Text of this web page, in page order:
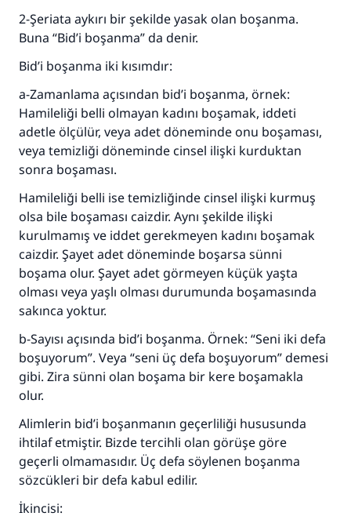
2-Şeriata aykırı bir şekilde yasak olan boşanma.
Buna “Bid’i boşanma” da denir.
Bid’i boşanma iki kısımdır:
a-Zamanlama açısından bid’i boşanma, örnek:
Hamileliği belli olmayan kadını boşamak, iddeti
adetle ölçülür, veya adet döneminde onu boşaması,
veya temizliği döneminde cinsel ilişki kurduktan
sonra boşaması.
Hamileliği belli ise temizliğinde cinsel ilişki kurmuş
olsa bile boşaması caizdir. Aynı şekilde ilişki
kurulmamış ve iddet gerekmeyen kadını boşamak
caizdir. Şayet adet döneminde boşarsa sünni
boşama olur. Şayet adet görmeyen küçük yaşta
olması veya yaşlı olması durumunda boşamasında
sakınca yoktur.
b-Sayısı açısında bid’i boşanma. Örnek: “Seni iki defa
boşuyorum”. Veya “seni üç defa boşuyorum” demesi
gibi. Zira sünni olan boşama bir kere boşamakla
olur.
Alimlerin bid’i boşanmanın geçerliliği hususunda
ihtilaf etmiştir. Bizde tercihli olan görüşe göre
geçerli olmamasıdır. Üç defa söylenen boşanma
sözcükleri bir defa kabul edilir.
İkincisi: